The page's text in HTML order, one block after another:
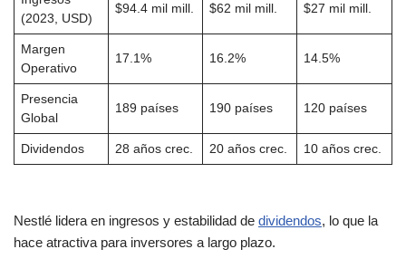
(2023, USD)
$94.4 mil mill. $62 mil mill. $27 mil mill.
Margen
Operativo
17.1% 16.2% 14.5%
Presencia
Global
189 países 190 países 120 países
Dividendos 28 años crec. 20 años crec. 10 años crec.
Nestlé lidera en ingresos y estabilidad de dividendos, lo que la
hace atractiva para inversores a largo plazo.